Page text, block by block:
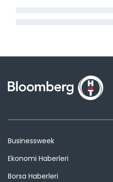
Businessweek
Ekonomi Haberleri
Borsa Haberleri